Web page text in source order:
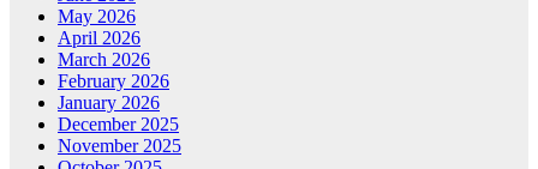
May 2026
April 2026
March 2026
February 2026
January 2026
December 2025
November 2025